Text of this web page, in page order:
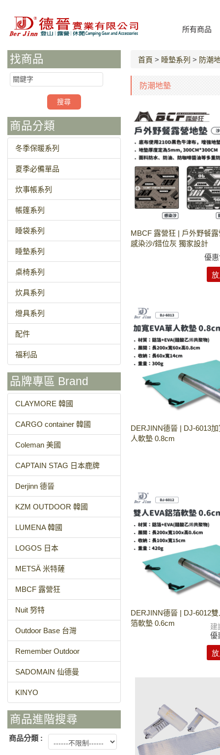
所有商品
找商品
商品分類
冬季保暖系列
夏季必備單品
炊事帳系列
帳篷系列
睡袋系列
睡墊系列
桌椅系列
炊具系列
燈具系列
配件
福利品
品牌專區 Brand
CLAYMORE 韓國
CARGO container 韓國
Coleman 美國
CAPTAIN STAG 日本鹿牌
Derjinn 德晉
KZM OUTDOOR 韓國
LUMENA 韓國
LOGOS 日本
METSÄ 米特薩
MBCF 露營狂
Nuit 努特
Outdoor Base 台灣
Remember Outdoor
SADOMAIN 仙德曼
KINYO
商品進階搜尋
商品分類 :
首頁 > 睡墊系列 > 防潮
防潮地墊
MBCF 露營狂 | 戶外野餐
感染沙/錯位灰 獨家設計
優
DERJINN德晉 | DJ-6013
人軟墊 0.8cm
DERJINN德晉 | DJ-6012
箔軟墊 0.6cm
建
優